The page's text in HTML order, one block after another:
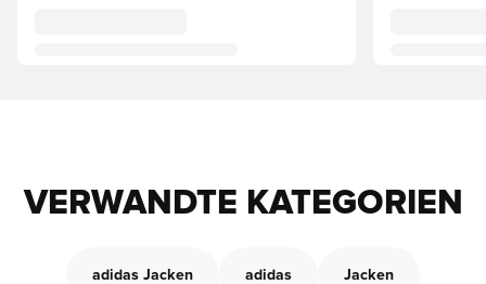
VERWANDTE KATEGORIEN
adidas Jacken adidas Jacken